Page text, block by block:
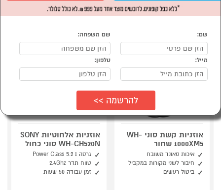
אוזניות קשת סוני WH-
1000XM5 שחור
איכות סאונד משובח
חיבור לשני מקורות במקביל
ביטול רעשים
אוזניות אלחוטיות SONY
WH-CH520N סוני כחול
גרסה 1 Power Class 5.2
טווח תדר 2.4Ghz
זמן עבודה 50 שעות
שם: שם משפחה:
מייל: טלפון: